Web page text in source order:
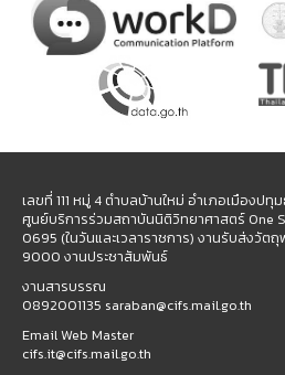
เลขที่ 111 หมู่ 4 ตำบลบ้านใหม่ อำเภอเมืองป
ศูนย์บริการร่วมสถาบันนิติวิทยาศาสตร์ One
0695 (ในวันและเวลาราชการ) งานรับส่งวั
9000 งานประชาสัมพันธ์
งานสารบรรณ
0892001135 saraban@cifs.mail.go.th
Email Web Master
cifs.it@cifs.mail.go.th